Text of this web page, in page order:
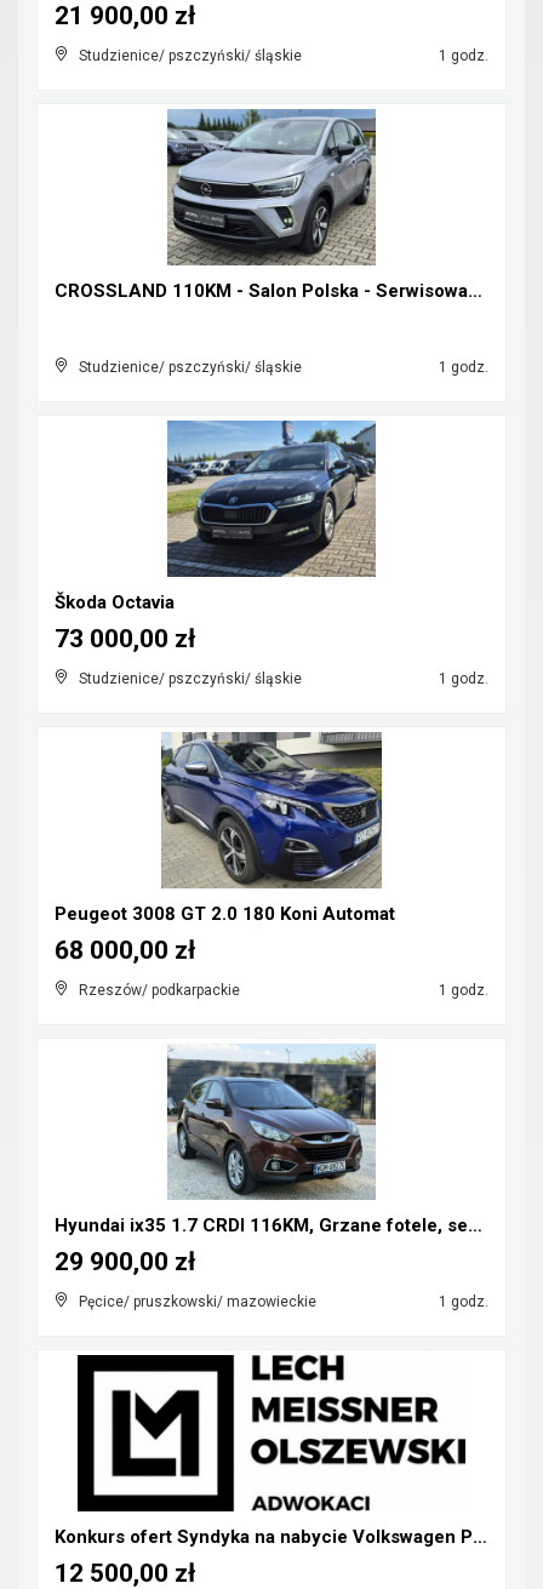
Studzienice/ pszczyński/ śląskie 1 godz.
21 900,00 zł
CROSSLAND 110KM - Salon Polska - Serwisowany w ASO...
Studzienice/ pszczyński/ śląskie 1 godz.
Škoda Octavia
Studzienice/ pszczyński/ śląskie 1 godz.
73 000,00 zł
Peugeot 3008 GT 2.0 180 Koni Automat
Rzeszów/ podkarpackie 1 godz.
68 000,00 zł
Hyundai ix35 1.7 CRDI 116KM, Grzane fotele, serwis...
Pęcice/ pruszkowski/ mazowieckie 1 godz.
29 900,00 zł
Konkurs ofert Syndyka na nabycie Volkswagen Phaeto...
12 500,00 zł